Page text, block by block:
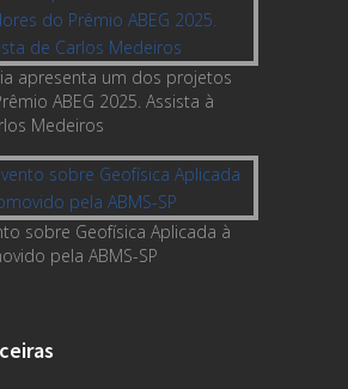
apresenta um dos projetos
ABEG 2025. Assista à
Medeiros
sobre Geofísica Aplicada à
pela ABMS-SP